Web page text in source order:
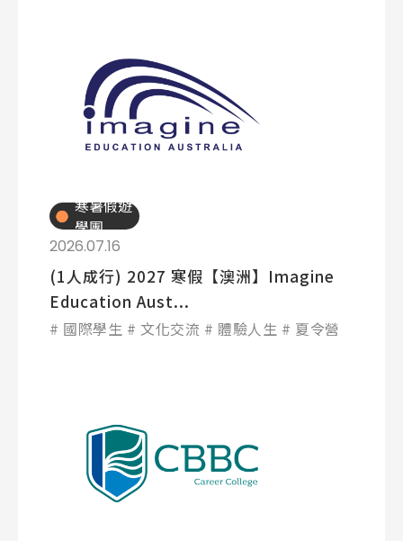
寒暑假遊
學團
2026.07.16
(1人成行) 2027 寒假【澳洲】Imagine
Education Aust...
國際學生 文化交流 體驗人生 夏令營